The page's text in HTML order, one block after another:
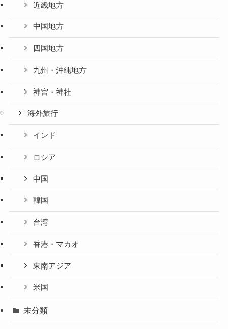
近畿地方
中国地方
四国地方
九州・沖縄地方
神宮・神社
海外旅行
インド
ロシア
中国
韓国
台湾
香港・マカオ
東南アジア
米国
未分類